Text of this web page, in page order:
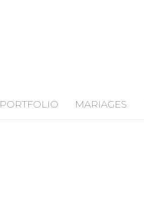
PORTFOLIO MARIAGES